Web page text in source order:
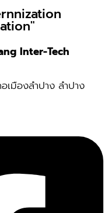
Inter-Tech
มืองลำปาง ลำปาง